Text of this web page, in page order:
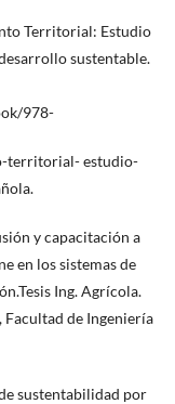
Territorial: Estudio
sustentable.
978-
territorial- estudio-
y capacitación a
en los sistemas de
Ing. Agrícola.
de Ingeniería
sustentabilidad por